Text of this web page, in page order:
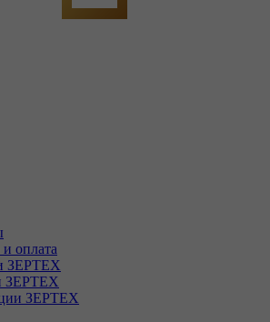
и оплата
ЗЕРТЕХ
ЗЕРТЕХ
ЗЕРТЕХ